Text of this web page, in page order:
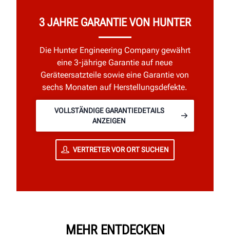
3 JAHRE GARANTIE VON HUNTER
Die Hunter Engineering Company gewährt
eine 3-jährige Garantie auf neue
Geräteersatzteile sowie eine Garantie von
sechs Monaten auf Herstellungsdefekte.
VOLLSTÄNDIGE GARANTIEDETAILS
ANZEIGEN
VERTRETER VOR ORT SUCHEN
MEHR ENTDECKEN